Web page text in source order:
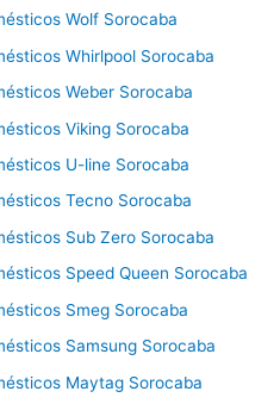
Wolf Sorocaba
Whirlpool Sorocaba
Weber Sorocaba
Viking Sorocaba
U-line Sorocaba
Tecno Sorocaba
Sub Zero Sorocaba
Speed Queen Sorocaba
Smeg Sorocaba
Samsung Sorocaba
Maytag Sorocaba